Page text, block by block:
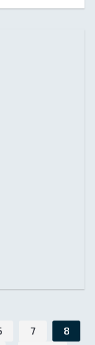
7
8